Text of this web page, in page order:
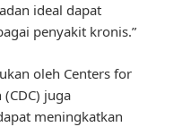
ideal dapat
penyakit kronis.”
oleh Centers for
juga
meningkatkan